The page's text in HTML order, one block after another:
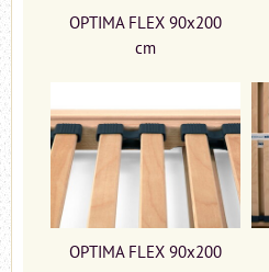
OPTIMA FLEX 90x200
cm
OPTIMA FLEX 90x200